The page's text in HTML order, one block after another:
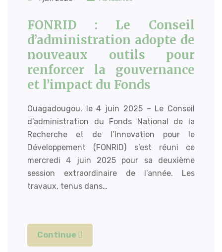
FONRID : Le Conseil
d’administration adopte de
nouveaux outils pour
renforcer la gouvernance
et l’impact du Fonds
Ouagadougou, le 4 juin 2025 – Le Conseil
d’administration du Fonds National de la
Recherche et de l’Innovation pour le
Développement (FONRID) s’est réuni ce
mercredi 4 juin 2025 pour sa deuxième
session extraordinaire de l’année. Les
travaux, tenus dans…
Continue